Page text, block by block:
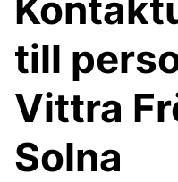
till
Vittra
Solna